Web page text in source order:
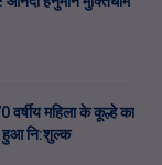
वर्षीय महिला के कूल्हे का
नि:शुल्क